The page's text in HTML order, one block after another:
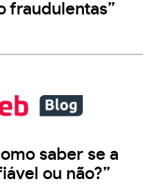
fraudulentas”
saber se a
ou não?”